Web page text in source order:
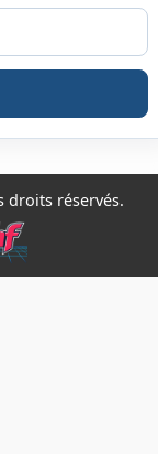
droits réservés.